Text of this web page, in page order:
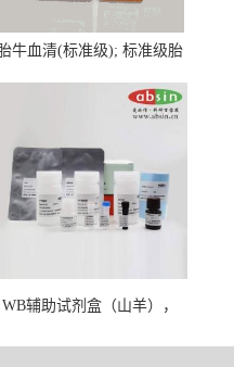
牛血清(标准级); 标准级胎
WB辅助试剂盒（山羊），